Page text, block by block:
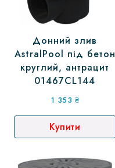
Донний злив
AstralPool під бетон
круглий, антрацит
01467CL144
1 353 ₴
Купити